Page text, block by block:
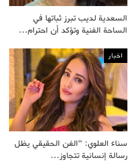
السعدية لديب تبرز ثباتها في
الساحة الفنية وتؤكد أن احترام…
اخبار
سناء العلوي: “الفن الحقيقي يظل
رسالة إنسانية تتجاوز…